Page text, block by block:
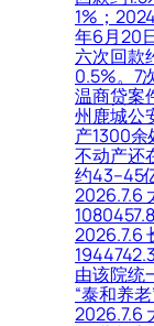
1%；
年6月20
六次回款
0.5%。7
温商贷案
州鹿城公
产1300余
不动产还
约43–45
2026.7.6
2026.7.6
由该院统
“泰和养
2026.7.6